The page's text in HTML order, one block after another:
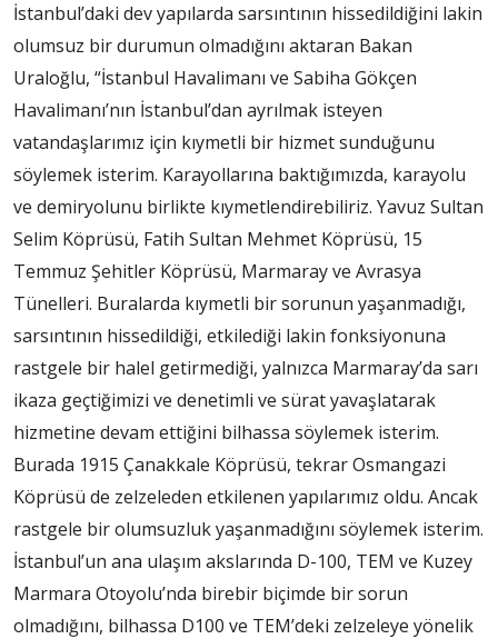
İstanbul’daki dev yapılarda sarsıntının hissedildiğini lakin
olumsuz bir durumun olmadığını aktaran Bakan
Uraloğlu, “İstanbul Havalimanı ve Sabiha Gökçen
Havalimanı’nın İstanbul’dan ayrılmak isteyen
vatandaşlarımız için kıymetli bir hizmet sunduğunu
söylemek isterim. Karayollarına baktığımızda, karayolu
ve demiryolunu birlikte kıymetlendirebiliriz. Yavuz Sultan
Selim Köprüsü, Fatih Sultan Mehmet Köprüsü, 15
Temmuz Şehitler Köprüsü, Marmaray ve Avrasya
Tünelleri. Buralarda kıymetli bir sorunun yaşanmadığı,
sarsıntının hissedildiği, etkilediği lakin fonksiyonuna
rastgele bir halel getirmediği, yalnızca Marmaray’da sarı
ikaza geçtiğimizi ve denetimli ve sürat yavaşlatarak
hizmetine devam ettiğini bilhassa söylemek isterim.
Burada 1915 Çanakkale Köprüsü, tekrar Osmangazi
Köprüsü de zelzeleden etkilenen yapılarımız oldu. Ancak
rastgele bir olumsuzluk yaşanmadığını söylemek isterim.
İstanbul’un ana ulaşım akslarında D-100, TEM ve Kuzey
Marmara Otoyolu’nda birebir biçimde bir sorun
olmadığını, bilhassa D100 ve TEM’deki zelzeleye yönelik